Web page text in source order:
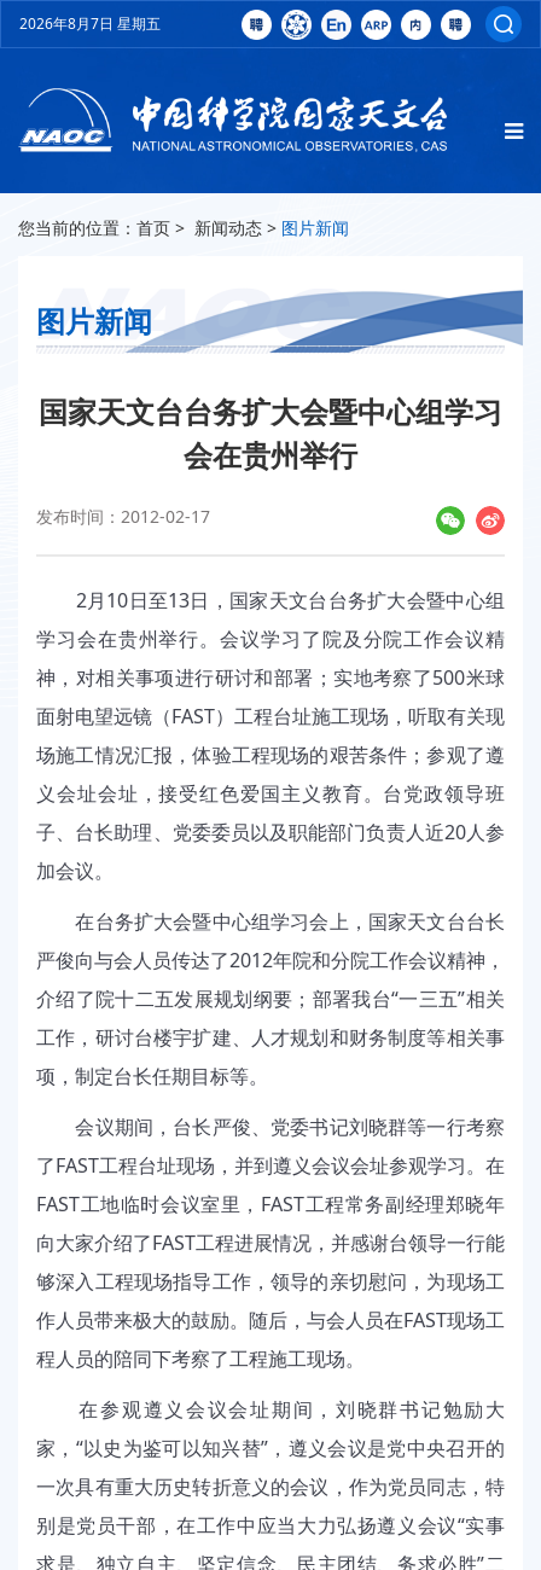
2026年8月7日 星期五
您当前的位置： 首页 > 新闻动态 > 图片新闻
图片新闻
国家天文台台务扩大会暨中心组学习
会在贵州举行
发布时间：2012-02-17
2月10日至13日，国家天文台台务扩大会暨中心组
学习会在贵州举行。会议学习了院及分院工作会议精
神，对相关事项进行研讨和部署；实地考察了500米球
面射电望远镜（FAST）工程台址施工现场，听取有关现
场施工情况汇报，体验工程现场的艰苦条件；参观了遵
义会址会址，接受红色爱国主义教育。台党政领导班
子、台长助理、党委委员以及职能部门负责人近20人参
加会议。
在台务扩大会暨中心组学习会上，国家天文台台长
严俊向与会人员传达了2012年院和分院工作会议精神，
介绍了院十二五发展规划纲要；部署我台“一三五”相关
工作，研讨台楼宇扩建、人才规划和财务制度等相关事
项，制定台长任期目标等。
会议期间，台长严俊、党委书记刘晓群等一行考察
了FAST工程台址现场，并到遵义会议会址参观学习。在
FAST工地临时会议室里，FAST工程常务副经理郑晓年
向大家介绍了FAST工程进展情况，并感谢台领导一行能
够深入工程现场指导工作，领导的亲切慰问，为现场工
作人员带来极大的鼓励。随后，与会人员在FAST现场工
程人员的陪同下考察了工程施工现场。
在参观遵义会议会址期间，刘晓群书记勉励大
家，“以史为鉴可以知兴替”，遵义会议是党中央召开的
一次具有重大历史转折意义的会议，作为党员同志，特
别是党员干部，在工作中应当大力弘扬遵义会议“实事
求是、独立自主、坚定信念、民主团结、务求必胜”二